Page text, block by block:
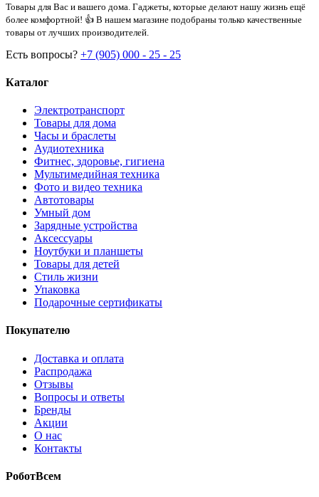
Товары для Вас и вашего дома. Гаджеты, которые делают нашу жизнь ещё
более комфортной! 👍 В нашем магазине подобраны только качественные
товары от лучших производителей.
Есть вопросы? +7 (905) 000 - 25 - 25
Каталог
Электротранспорт
Товары для дома
Часы и браслеты
Аудиотехника
Фитнес, здоровье, гигиена
Мультимедийная техника
Фото и видео техника
Автотовары
Умный дом
Зарядные устройства
Аксессуары
Ноутбуки и планшеты
Товары для детей
Стиль жизни
Упаковка
Подарочные сертификаты
Покупателю
Доставка и оплата
Распродажа
Отзывы
Вопросы и ответы
Бренды
Акции
О нас
Контакты
РоботВсем